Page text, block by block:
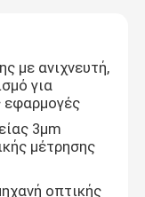
με ανιχνευτή,
για
εφαρμογές
3μm
μέτρησης
οπτικής